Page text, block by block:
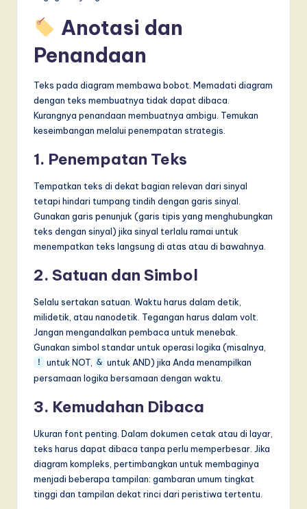
Anotasi dan
Penandaan
Teks pada diagram membawa bobot. Memadati diagram
dengan teks membuatnya tidak dapat dibaca.
Kurangnya penandaan membuatnya ambigu. Temukan
keseimbangan melalui penempatan strategis.
1. Penempatan Teks
Tempatkan teks di dekat bagian relevan dari sinyal
tetapi hindari tumpang tindih dengan garis sinyal.
Gunakan garis penunjuk (garis tipis yang menghubungkan
teks dengan sinyal) jika sinyal terlalu ramai untuk
menempatkan teks langsung di atas atau di bawahnya.
2. Satuan dan Simbol
Selalu sertakan satuan. Waktu harus dalam detik,
milidetik, atau nanodetik. Tegangan harus dalam volt.
Jangan mengandalkan pembaca untuk menebak.
Gunakan simbol standar untuk operasi logika (misalnya,
! untuk NOT, & untuk AND) jika Anda menampilkan
persamaan logika bersamaan dengan waktu.
3. Kemudahan Dibaca
Ukuran font penting. Dalam dokumen cetak atau di layar,
teks harus dapat dibaca tanpa perlu memperbesar. Jika
diagram kompleks, pertimbangkan untuk membaginya
menjadi beberapa tampilan: gambaran umum tingkat
tinggi dan tampilan dekat rinci dari peristiwa tertentu.